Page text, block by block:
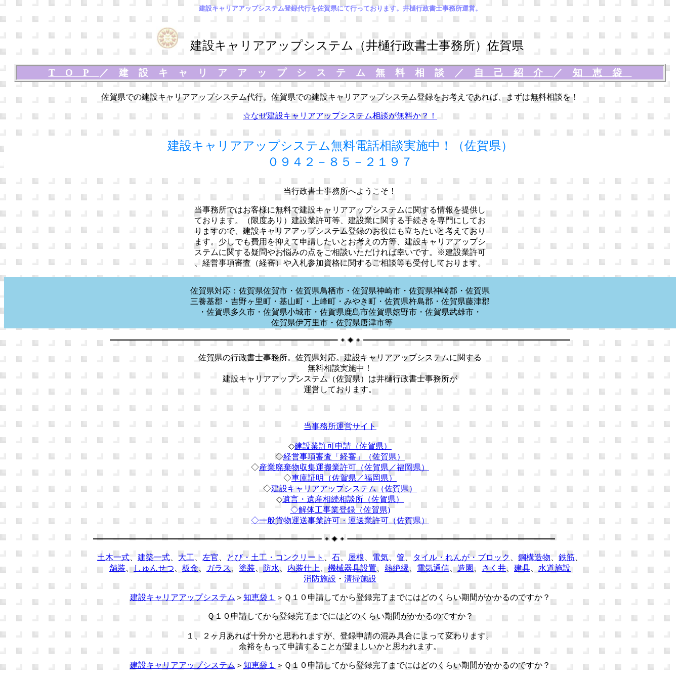
建設キャリアアップシステム登録代行を佐賀県にて行っております。井樋行政書士事務所運営。
建設キャリアアップシステム（井樋行政書士事務所）佐賀県
TOP ／ 建設キャリアアップシステム無料相談 ／ 自己紹介 ／ 知恵袋
佐賀県での建設キャリアアップシステム代行。佐賀県での建設キャリアアップシステム登録をお考えであれば、まずは無料相談を！
☆なぜ建設キャリアアップシステム相談が無料か？！
建設キャリアアップシステム無料電話相談実施中！（佐賀県）
０９４２－８５－２１９７
当行政書士事務所へようこそ！
当事務所ではお客様に無料で建設キャリアアップシステムに関する情報を提供し
ております。（限度あり）建設業許可等、建設業に関する手続きを専門にしてお
りますので、建設キャリアアップシステム登録のお役にも立ちたいと考えており
ます。少しでも費用を抑えて申請したいとお考えの方等、建設キャリアアップシ
ステムに関する疑問やお悩みの点をご相談いただければ幸いです。※建設業許可
、経営事項審査（経審）や入札参加資格に関するご相談等も受付しております。
佐賀県対応：佐賀県佐賀市・佐賀県鳥栖市・佐賀県神崎市・佐賀県神崎郡・佐賀県
三養基郡・吉野ヶ里町・基山町・上峰町・みやき町・佐賀県杵島郡・佐賀県藤津郡
・佐賀県多久市・佐賀県小城市・佐賀県鹿島市佐賀県嬉野市・佐賀県武雄市・
佐賀県伊万里市・佐賀県唐津市等
佐賀県の行政書士事務所。佐賀県対応。建設キャリアアップシステムに関する
無料相談実施中！
建設キャリアアップシステム（佐賀県）は井樋行政書士事務所が
運営しております。
当事務所運営サイト
◇建設業許可申請（佐賀県）
◇経営事項審査「経審」（佐賀県）
◇産業廃棄物収集運搬業許可（佐賀県／福岡県）
◇車庫証明（佐賀県／福岡県）
◇建設キャリアアップシステム（佐賀県）
◇遺言・遺産相続相談所（佐賀県）
◇解体工事業登録（佐賀県)
◇一般貨物運送事業許可・運送業許可（佐賀県）
土木一式 建築一式 大工 左官 とび・土工・コンクリート 石、 屋根 電気 管、 タイル・れんが・ブロック 鋼構造物 鉄筋
舗装 、 しゅんせつ 板金、 ガラス、 塗装 、 防水、 内装仕上 、機械器具設置、 熱絶縁、 電気通信 、造園 、 さく井、 建具
水道施設
消防施設 ・ 清掃施設
建設キャリアアップシステム ＞ 知恵袋１ ＞Ｑ１０申請してから登録完了までにはどのくらい期間がかかるのですか？
Ｑ１０申請してから登録完了までにはどのくらい期間がかかるのですか？
１、２ヶ月あれば十分かと思われますが、登録申請の混み具合によって変わります。
余裕をもって申請することが望ましいかと思われます。
建設キャリアアップシステム ＞ 知恵袋１ ＞Ｑ１０申請してから登録完了までにはどのくらい期間がかかるのですか？